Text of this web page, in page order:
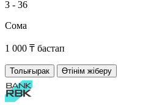
3 - 36
Сома
1 000 ₸ бастап
Толығырак Өтінім жіберу